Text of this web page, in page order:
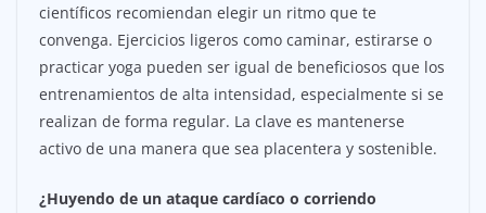
científicos recomiendan elegir un ritmo que te
convenga. Ejercicios ligeros como caminar, estirarse o
practicar yoga pueden ser igual de beneficiosos que los
entrenamientos de alta intensidad, especialmente si se
realizan de forma regular. La clave es mantenerse
activo de una manera que sea placentera y sostenible.
¿Huyendo de un ataque cardíaco o corriendo